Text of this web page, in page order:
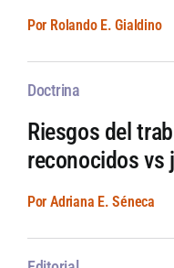
Por Rolando E. Gialdino
Doctrina
Riesgos del
reconocidos vs
Por Adriana E. Séneca